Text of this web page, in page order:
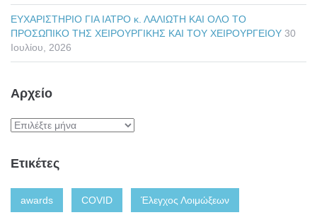
ΕΥΧΑΡΙΣΤΗΡΙΟ ΓΙΑ ΙΑΤΡΟ κ. ΛΑΛΙΩΤΗ ΚΑΙ ΟΛΟ ΤΟ
ΠΡΟΣΩΠΙΚΟ ΤΗΣ ΧΕΙΡΟΥΡΓΙΚΗΣ ΚΑΙ ΤΟΥ ΧΕΙΡΟΥΡΓΕΙΟΥ 30
Ιουλίου, 2026
Αρχείο
Ετικέτες
awards COVID Έλεγχος Λοιμώξεων